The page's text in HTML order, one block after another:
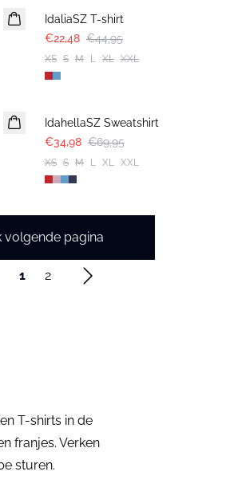
IdaliaSZ T-shirt
€22,48 €44,95
XS S M L XL XXL
IdahellaSZ Sweatshirt
€34,98 €69,95
XS S M L XL XXL
volgende pagina
1 2
T-shirts in de
franjes. Verken
sturen.